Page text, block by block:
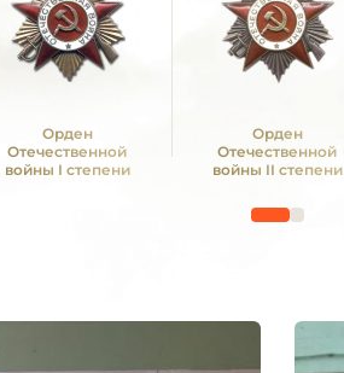
Орден
Отечественной
войны I степени
Орден
Отечественной
войны II степени